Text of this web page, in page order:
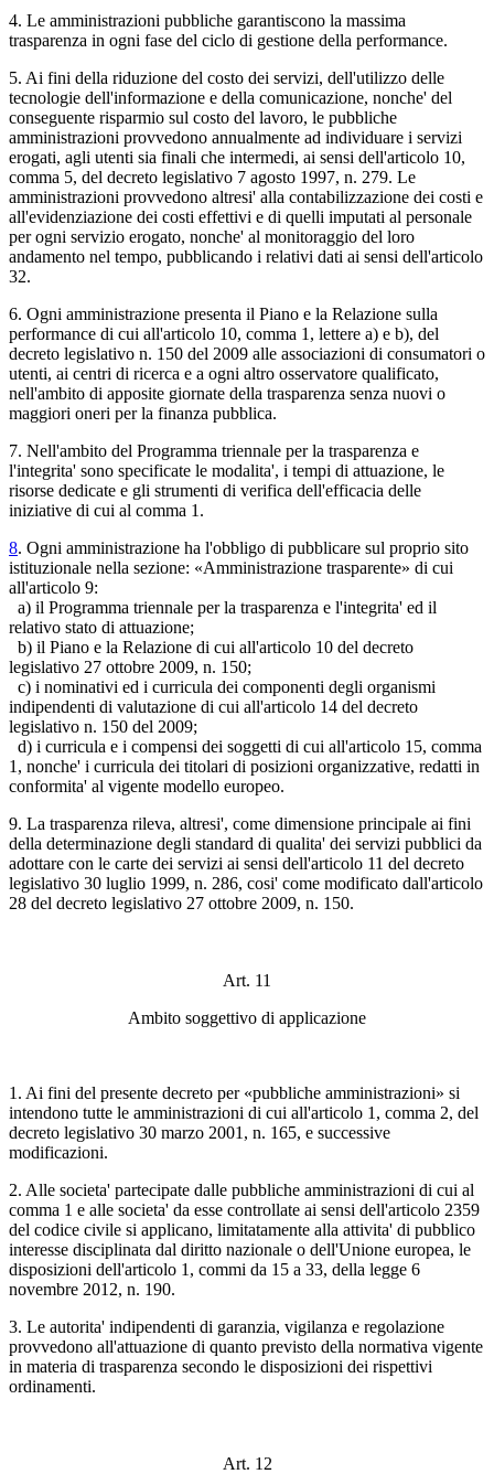
4. Le amministrazioni pubbliche garantiscono la massima
trasparenza in ogni fase del ciclo di gestione della performance.
5. Ai fini della riduzione del costo dei servizi, dell'utilizzo delle
tecnologie dell'informazione e della comunicazione, nonche' del
conseguente risparmio sul costo del lavoro, le pubbliche
amministrazioni provvedono annualmente ad individuare i servizi
erogati, agli utenti sia finali che intermedi, ai sensi dell'articolo 10,
comma 5, del decreto legislativo 7 agosto 1997, n. 279. Le
amministrazioni provvedono altresi' alla contabilizzazione dei costi e
all'evidenziazione dei costi effettivi e di quelli imputati al personale
per ogni servizio erogato, nonche' al monitoraggio del loro
andamento nel tempo, pubblicando i relativi dati ai sensi dell'articolo
32.
6. Ogni amministrazione presenta il Piano e la Relazione sulla
performance di cui all'articolo 10, comma 1, lettere a) e b), del
decreto legislativo n. 150 del 2009 alle associazioni di consumatori o
utenti, ai centri di ricerca e a ogni altro osservatore qualificato,
nell'ambito di apposite giornate della trasparenza senza nuovi o
maggiori oneri per la finanza pubblica.
7. Nell'ambito del Programma triennale per la trasparenza e
l'integrita' sono specificate le modalita', i tempi di attuazione, le
risorse dedicate e gli strumenti di verifica dell'efficacia delle
iniziative di cui al comma 1.
8. Ogni amministrazione ha l'obbligo di pubblicare sul proprio sito
istituzionale nella sezione: «Amministrazione trasparente» di cui
all'articolo 9:
a) il Programma triennale per la trasparenza e l'integrita' ed il
relativo stato di attuazione;
b) il Piano e la Relazione di cui all'articolo 10 del decreto
legislativo 27 ottobre 2009, n. 150;
c) i nominativi ed i curricula dei componenti degli organismi
indipendenti di valutazione di cui all'articolo 14 del decreto
legislativo n. 150 del 2009;
d) i curricula e i compensi dei soggetti di cui all'articolo 15, comma
1, nonche' i curricula dei titolari di posizioni organizzative, redatti in
conformita' al vigente modello europeo.
9. La trasparenza rileva, altresi', come dimensione principale ai fini
della determinazione degli standard di qualita' dei servizi pubblici da
adottare con le carte dei servizi ai sensi dell'articolo 11 del decreto
legislativo 30 luglio 1999, n. 286, cosi' come modificato dall'articolo
28 del decreto legislativo 27 ottobre 2009, n. 150.
Art. 11
Ambito soggettivo di applicazione
1. Ai fini del presente decreto per «pubbliche amministrazioni» si
intendono tutte le amministrazioni di cui all'articolo 1, comma 2, del
decreto legislativo 30 marzo 2001, n. 165, e successive
modificazioni.
2. Alle societa' partecipate dalle pubbliche amministrazioni di cui al
comma 1 e alle societa' da esse controllate ai sensi dell'articolo 2359
del codice civile si applicano, limitatamente alla attivita' di pubblico
interesse disciplinata dal diritto nazionale o dell'Unione europea, le
disposizioni dell'articolo 1, commi da 15 a 33, della legge 6
novembre 2012, n. 190.
3. Le autorita' indipendenti di garanzia, vigilanza e regolazione
provvedono all'attuazione di quanto previsto della normativa vigente
in materia di trasparenza secondo le disposizioni dei rispettivi
ordinamenti.
Art. 12